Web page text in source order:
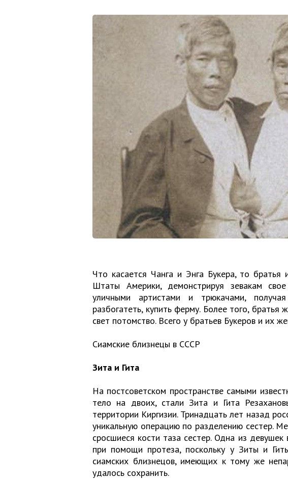
Что касается Чанга и Энга Букера, то братья
Штаты Америки, демонстрируя зевакам
уличными артистами и трюкачами,
разбогатеть, купить ферму. Более того, братья
свет потомство. Всего у братьев Букеров и их
Сиамские близнецы в СССР
Зита и Гита
На постсоветском пространстве самыми
тело на двоих, стали Зита и Гита
территории Киргизии. Тринадцать лет назад
уникальную операцию по разделению сестер.
сросшиеся кости таза сестер. Одна из
при помощи протеза, поскольку у Зиты и
сиамских близнецов, имеющих к тому же
удалось сохранить.